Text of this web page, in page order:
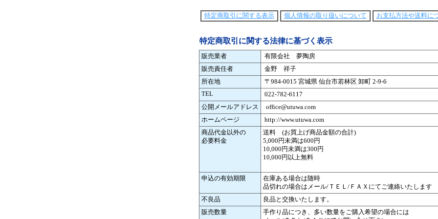
特定商取引に関する表示 個人情報の取り扱いについて お支払方法や送料に
特定商取引に関する法律に基づく表示
販売業者
有限会社 夢陶房
販売責任者
金野 祥子
所在地
〒984-0015 宮城県 仙台市若林区 卸町 2-9-6
TEL
022-782-6117
公開メールアドレス
office@utuwa.com
ホームページ
http://www.utuwa.com
商品代金以外の
必要料金
送料 (お買上げ商品金額の合計)
5,000円未満は600円
10,000円未満は300円
10,000円以上無料
申込の有効期限
在庫ある場合は随時
品切れの場合はメール/ＴＥＬ/ＦＡＸにてご連絡いたします
不良品
良品と交換いたします。
販売数量
手作り品につき、多い数量をご購入希望の場合には